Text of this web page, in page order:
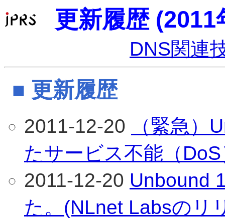
更新履歴 (2011
DNS関連
■ 更新履歴
2011-12-20
（緊急）
たサービス不能（
2011-12-20 Unbound
た。(NLnet Labsのリ